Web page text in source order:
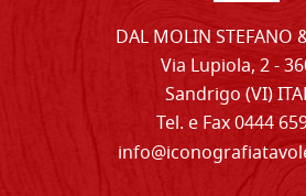
DAL MOLIN STEFANO
Via Lupiola, 2 -
Sandrigo (VI)
Tel. e Fax 0444